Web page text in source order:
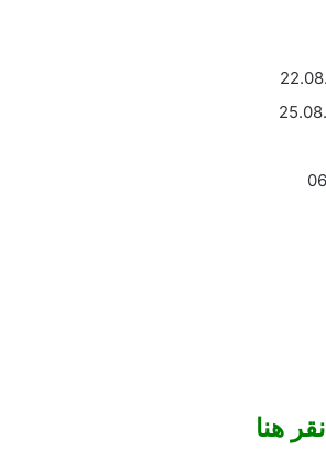
انقر هنا